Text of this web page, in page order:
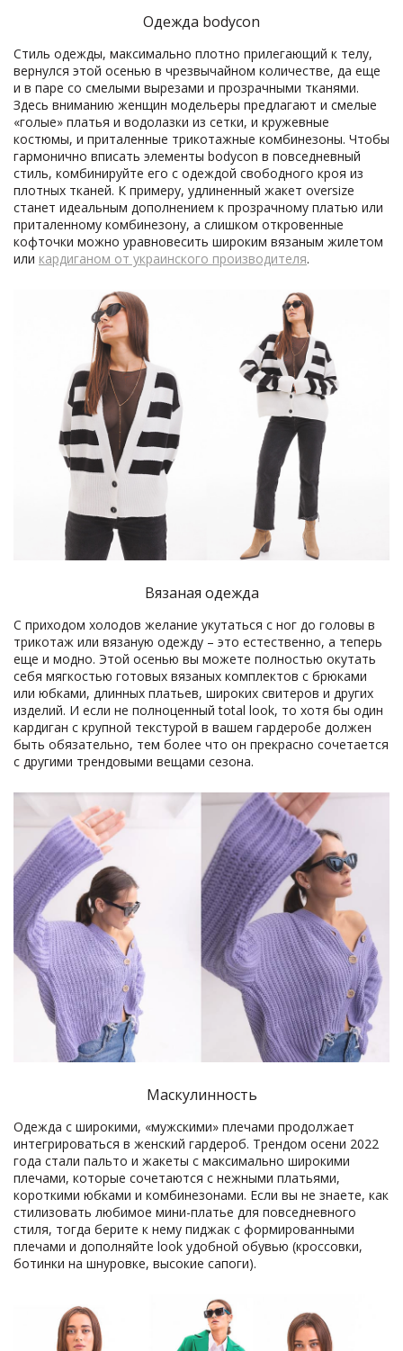
Одежда bodycon
Стиль одежды, максимально плотно прилегающий к телу,
вернулся этой осенью в чрезвычайном количестве, да еще
и в паре со смелыми вырезами и прозрачными тканями.
Здесь вниманию женщин модельеры предлагают и смелые
«голые» платья и водолазки из сетки, и кружевные
костюмы, и приталенные трикотажные комбинезоны. Чтобы
гармонично вписать элементы bodycon в повседневный
стиль, комбинируйте его с одеждой свободного кроя из
плотных тканей. К примеру, удлиненный жакет oversize
станет идеальным дополнением к прозрачному платью или
приталенному комбинезону, а слишком откровенные
кофточки можно уравновесить широким вязаным жилетом
или кардиганом от украинского производителя.
Вязаная одежда
С приходом холодов желание укутаться с ног до головы в
трикотаж или вязаную одежду – это естественно, а теперь
еще и модно. Этой осенью вы можете полностью окутать
себя мягкостью готовых вязаных комплектов с брюками
или юбками, длинных платьев, широких свитеров и других
изделий. И если не полноценный total look, то хотя бы один
кардиган с крупной текстурой в вашем гардеробе должен
быть обязательно, тем более что он прекрасно сочетается
с другими трендовыми вещами сезона.
Маскулинность
Одежда с широкими, «мужскими» плечами продолжает
интегрироваться в женский гардероб. Трендом осени 2022
года стали пальто и жакеты с максимально широкими
плечами, которые сочетаются с нежными платьями,
короткими юбками и комбинезонами. Если вы не знаете, как
стилизовать любимое мини-платье для повседневного
стиля, тогда берите к нему пиджак с формированными
плечами и дополняйте look удобной обувью (кроссовки,
ботинки на шнуровке, высокие сапоги).